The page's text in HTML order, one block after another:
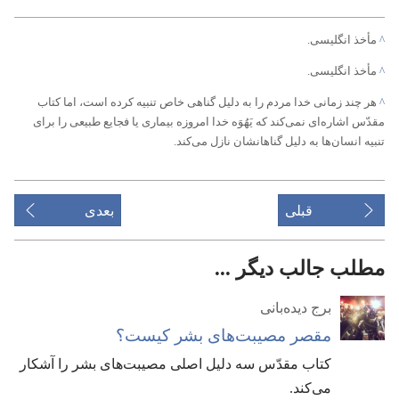
^ مأخذ انگلیسی.‏
^ مأخذ انگلیسی.‏
^ هر چند زمانی خدا مردم را به دلیل گناهی خاص تنبیه کرده است،‏ اما کتاب
مقدّس اشاره‌ای نمی‌کند که یَهُوَه خدا امروزه بیماری یا فجایع طبیعی را برای
تنبیه انسان‌ها به دلیل گناهانشان نازل می‌کند.‏
قبلی بعدی
مطلب جالب دیگر ...
برج دیده‌بانی
مقصر مصیبت‌های بشر کیست؟‏
کتاب مقدّس سه دلیل اصلی مصیبت‌های بشر را آشکار
می‌کند.‏